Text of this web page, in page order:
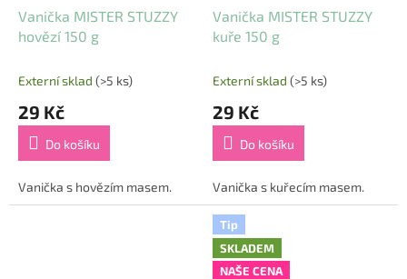
Vanička MISTER STUZZY
hovězí 150 g
Externí sklad (>5 ks)
29 Kč
Do košíku
Vanička s hovězím masem.
Vanička MISTER STUZZY
kuře 150 g
Externí sklad (>5 ks)
29 Kč
Do košíku
Vanička s kuřecím masem.
Tip
SKLADEM
NAŠE CENA